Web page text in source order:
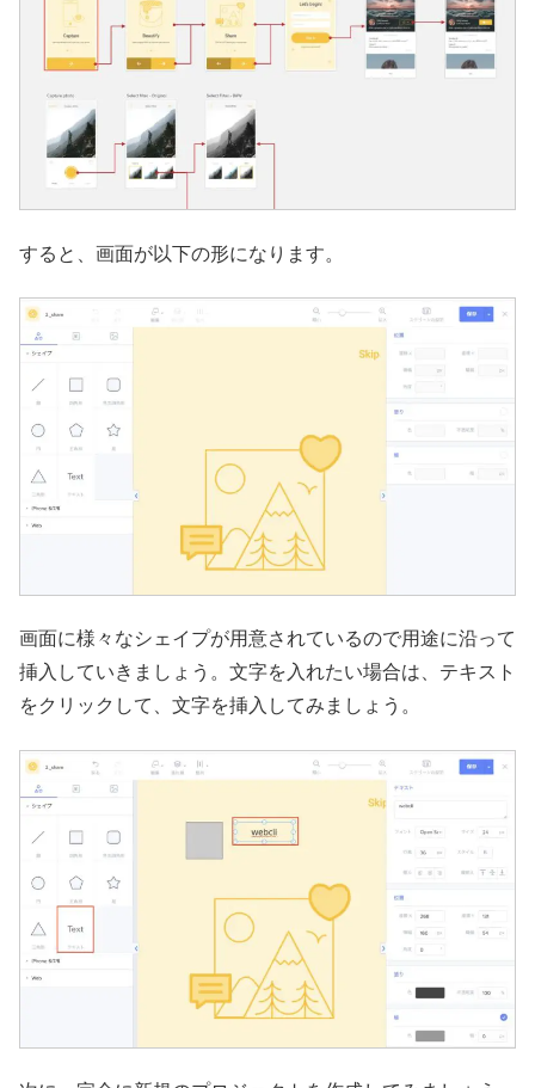
すると、画面が以下の形になります。
画面に様々なシェイプが用意されているので用途に沿って
挿入していきましょう。文字を入れたい場合は、テキスト
をクリックして、文字を挿入してみましょう。